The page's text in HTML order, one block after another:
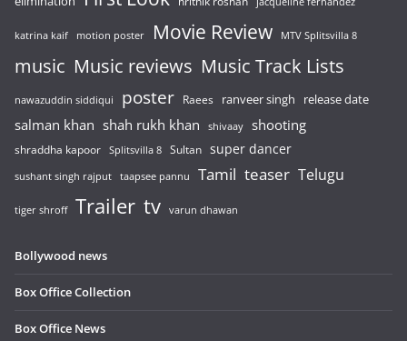
katrina kaif motion poster Movie Review MTV Splitsvilla 8
music Music reviews Music Track Lists
nawazuddin siddiqui poster Raees ranveer singh release date
salman khan shah rukh khan shivaay shooting
shraddha kapoor Splitsvilla 8 Sultan super dancer
sushant singh rajput taapsee pannu Tamil teaser Telugu
tiger shroff Trailer tv varun dhawan
Bollywood news
Box Office Collection
Box Office News